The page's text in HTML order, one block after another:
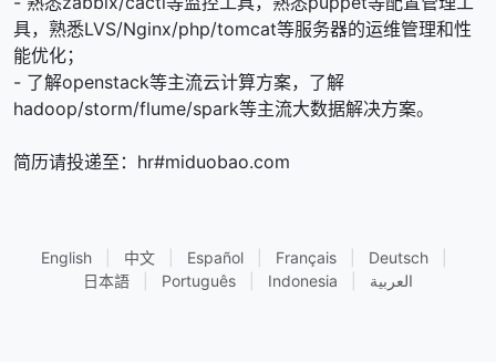
具，熟悉LVS/Nginx/php/tomcat等服务器的运维管理和性
能优化；
- 了解openstack等主流云计算方案，了解
hadoop/storm/flume/spark等主流大数据解决方案。
简历请投递至：hr#miduobao.com
English 中文 Español Français Deutsch
日本語
Português Indonesia العربية